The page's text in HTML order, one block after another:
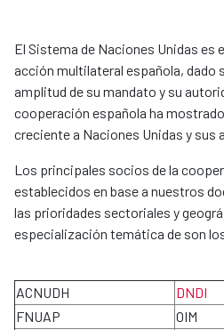
El Sistema de Naciones Unidas es
acción multilateral española, dado
amplitud de su mandato y su
cooperación española ha
creciente a Naciones Unidas y sus
Los principales socios de la
establecidos en base a nuestros
las prioridades sectoriales y
especialización temática de son
ACNUDH DNDI
FNUAP
OIM